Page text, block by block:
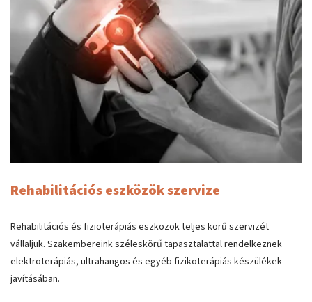
Rehabilitációs eszközök szervize
Rehabilitációs és fizioterápiás eszközök teljes körű szervizét
vállaljuk. Szakembereink széleskörű tapasztalattal rendelkeznek
elektroterápiás, ultrahangos és egyéb fizikoterápiás készülékek
javításában.